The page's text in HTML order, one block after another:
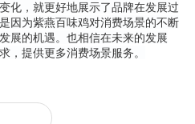
，就更好地展示了品牌在发展过
因为紫燕百味鸡对消费场景的不断
展的机遇。也相信在未来的发展
，提供更多消费场景服务。